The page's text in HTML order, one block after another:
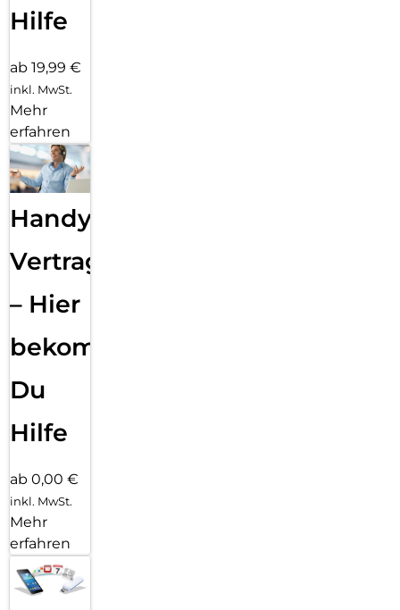
Hilfe
ab 19,99 €
inkl. MwSt.
Mehr
erfahren
Handy
Vertragsabwicklung
– Hier
bekommst
Du
Hilfe
ab 0,00 €
inkl. MwSt.
Mehr
erfahren